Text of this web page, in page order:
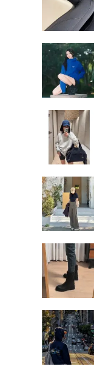
$30.99
THE Monsters 心底